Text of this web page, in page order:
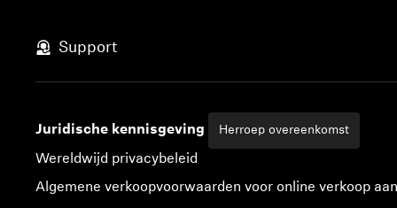
Support
Juridische kennisgeving Herroep overeenkomst
Wereldwijd privacybeleid
Algemene verkoopvoorwaarden voor online verkoop